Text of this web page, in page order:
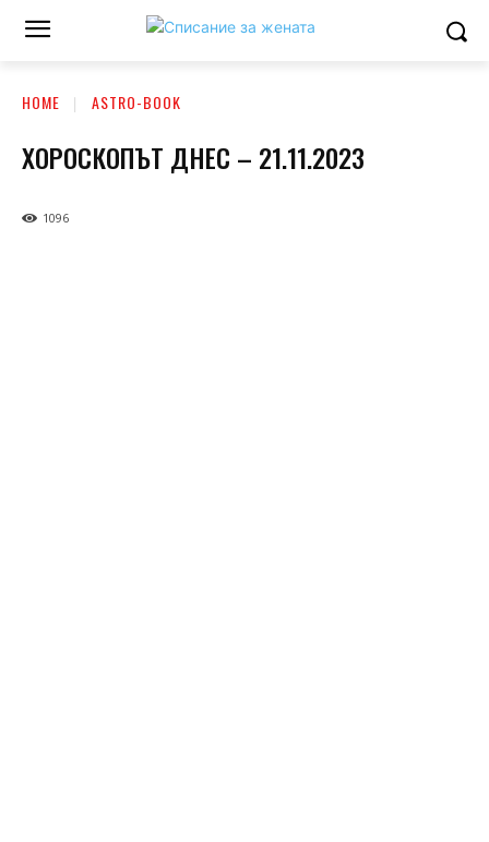
HOME ASTRO-BOOK
ХОРОСКОПЪТ ДНЕС – 21.11.2023
1096